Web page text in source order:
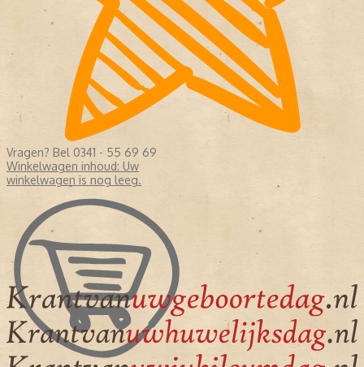
Vragen? Bel 0341 - 55 69 69
Winkelwagen inhoud: Uw
winkelwagen is nog leeg.